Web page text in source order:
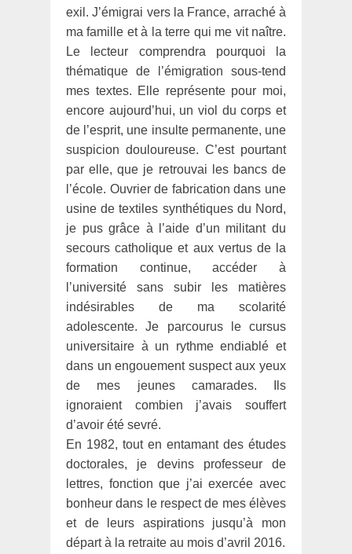
exil. J’émigrai vers la France, arraché à
ma famille et à la terre qui me vit naître.
Le lecteur comprendra pourquoi la
thématique de l’émigration sous-tend
mes textes. Elle représente pour moi,
encore aujourd’hui, un viol du corps et
de l’esprit, une insulte permanente, une
suspicion douloureuse. C’est pourtant
par elle, que je retrouvai les bancs de
l’école. Ouvrier de fabrication dans une
usine de textiles synthétiques du Nord,
je pus grâce à l’aide d’un militant du
secours catholique et aux vertus de la
formation continue, accéder à
l’université sans subir les matières
indésirables de ma scolarité
adolescente. Je parcourus le cursus
universitaire à un rythme endiablé et
dans un engouement suspect aux yeux
de mes jeunes camarades. Ils
ignoraient combien j’avais souffert
d’avoir été sevré.
En 1982, tout en entamant des études
doctorales, je devins professeur de
lettres, fonction que j’ai exercée avec
bonheur dans le respect de mes élèves
et de leurs aspirations jusqu’à mon
départ à la retraite au mois d’avril 2016.